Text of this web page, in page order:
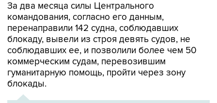
За два месяца силы Центрального
командования, согласно его данным,
перенаправили 142 судна, соблюдавших
блокаду, вывели из строя девять судов, не
соблюдавших ее, и позволили более чем 50
коммерческим судам, перевозившим
гуманитарную помощь, пройти через зону
блокады.